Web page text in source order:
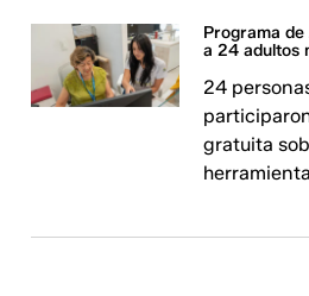
Programa
a 24 adultos
24
gratuita